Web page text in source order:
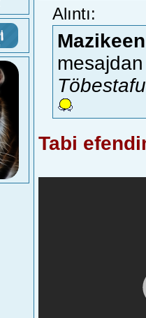
Alıntı:
Mazikeen
mesajdan
Tabi